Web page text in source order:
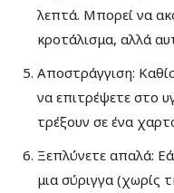
λεπτά. Μπορεί να
κροτάλισμα, αλλά
Αποστράγγιση:
να επιτρέψετε στο
τρέξουν σε ένα
Ξεπλύνετε απαλά:
μια σύριγγα (χωρίς